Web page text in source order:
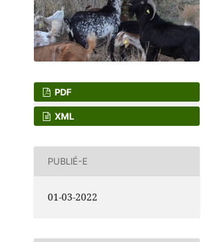
PDF
XML
PUBLIÉ-E
01-03-2022